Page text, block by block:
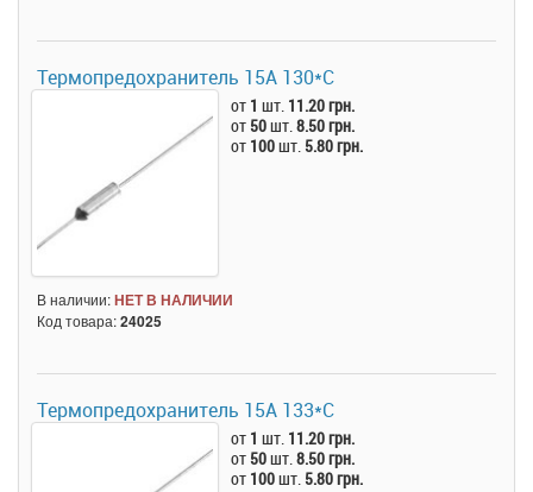
Термопредохранитель 15А 130*C
от 1 шт. 11.20 грн.
от 50шт.8.50 грн.
от 100шт. 5.80 грн.
В наличии:НЕТ В НАЛИЧИИ
Код товара:24025
Термопредохранитель 15А 133*C
от 1 шт. 11.20 грн.
от 50шт.8.50 грн.
от 100шт. 5.80 грн.